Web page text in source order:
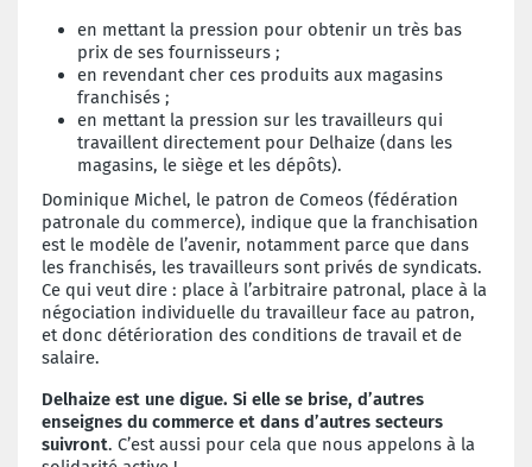
en mettant la pression pour obtenir un très bas
prix de ses fournisseurs ;
en revendant cher ces produits aux magasins
franchisés ;
en mettant la pression sur les travailleurs qui
travaillent directement pour Delhaize (dans les
magasins, le siège et les dépôts).
Dominique Michel, le patron de Comeos (fédération
patronale du commerce), indique que la franchisation
est le modèle de l’avenir, notamment parce que dans
les franchisés, les travailleurs sont privés de syndicats.
Ce qui veut dire : place à l’arbitraire patronal, place à la
négociation individuelle du travailleur face au patron,
et donc détérioration des conditions de travail et de
salaire.
Delhaize est une digue. Si elle se brise, d’autres
enseignes du commerce et dans d’autres secteurs
suivront. C’est aussi pour cela que nous appelons à la